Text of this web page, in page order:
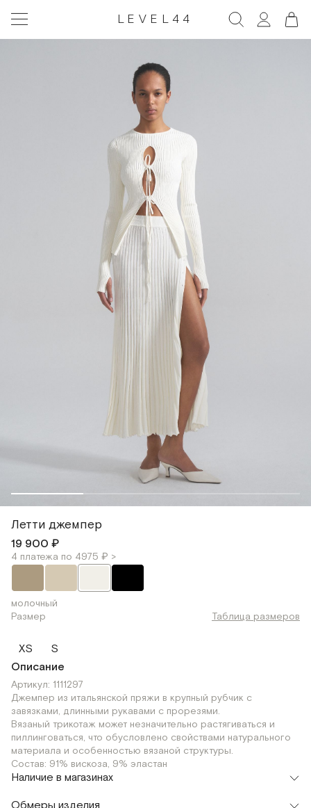
LEVEL44
Летти джемпер
19 900 ₽
4 платежа по 4975 ₽ >
молочный
Размер
Таблица размеров
XS
S
Описание
Артикул: 1111297
Джемпер из итальянской пряжи в крупный рубчик с
завязками, длинными рукавами с прорезями.
Вязаный трикотаж может незначительно растягиваться и
пиллинговаться, что обусловлено свойствами натурального
материала и особенностью вязаной структуры.
Состав: 91% вискоза, 9% эластан
Наличие в магазинах
Флагман